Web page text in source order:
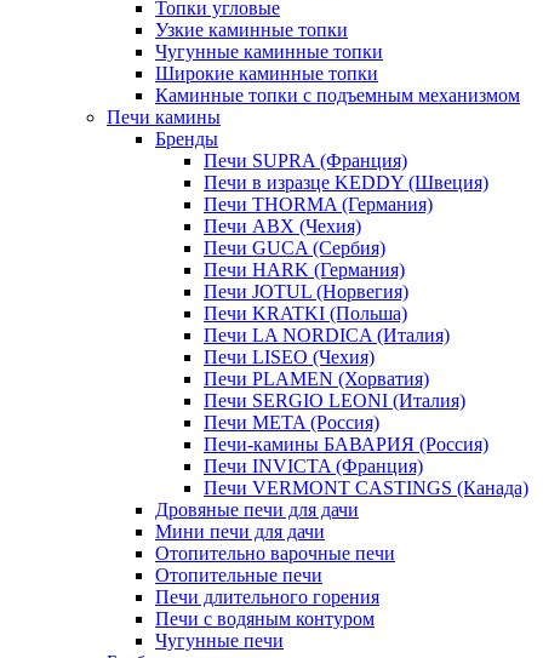
Топки угловые
Узкие каминные топки
Чугунные каминные топки
Широкие каминные топки
Каминные топки с подъемным механизмом
Печи камины
Бренды
Печи SUPRA (Франция)
Печи в изразце KEDDY (Швеция)
Печи THORMA (Германия)
Печи ABX (Чехия)
Печи GUCA (Сербия)
Печи HARK (Германия)
Печи JOTUL (Норвегия)
Печи KRATKI (Польша)
Печи LA NORDICA (Италия)
Печи LISEO (Чехия)
Печи PLAMEN (Хорватия)
Печи SERGIO LEONI (Италия)
Печи META (Россия)
Печи-камины БАВАРИЯ (Россия)
Печи INVICTA (Франция)
Печи VERMONT CASTINGS (Канада)
Дровяные печи для дачи
Мини печи для дачи
Отопительно варочные печи
Отопительные печи
Печи длительного горения
Печи с водяным контуром
Чугунные печи